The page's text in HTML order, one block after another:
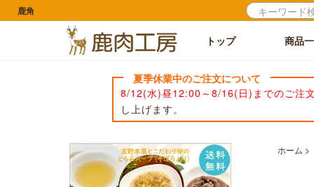
鹿角
トップ 商品
夏季休業中のご注文について
8/12(水)昼12:00～8/16(日)までのご注
し上げます。
ホーム >